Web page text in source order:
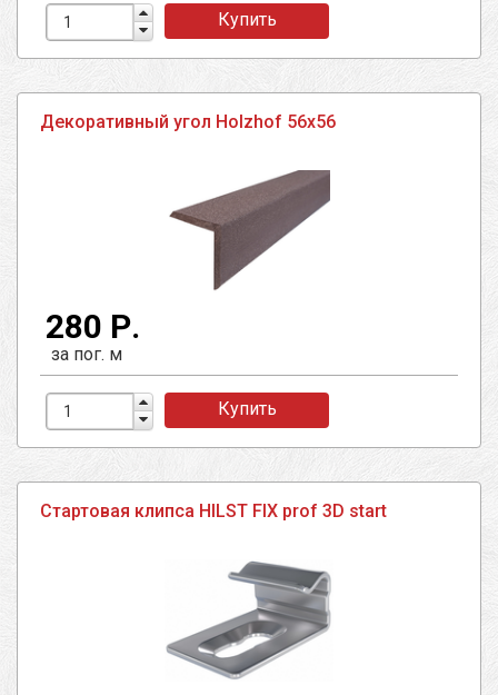
Купить
Декоративный угол Holzhof 56х56
280 Р.
за пог. м
Купить
Стартовая клипса HILST FIX prof 3D start